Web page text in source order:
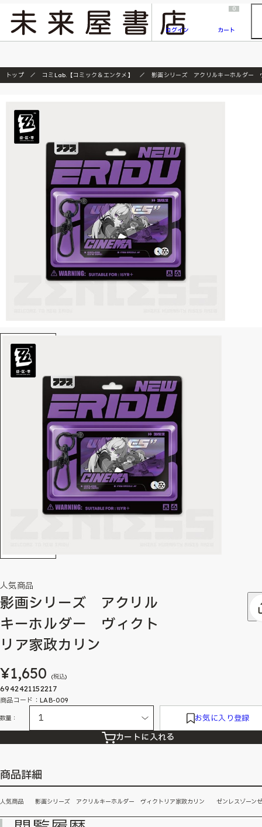
『ONE PIECE magazine 021 ONE PIECEカード付き同梱版』発売延期のご案内
ログイン
0
カート
トップ コミLab.【コミック＆エンタメ】 影画シリーズ アクリルキーホルダー
人気商品
影画シリーズ アクリル
キーホルダー ヴィクト
リア家政カリン
¥1,650 (税込)
6942421152217
商品コード：LAB-009
数量： お気に入り登録
カートに入れる
商品詳細
人気商品 影画シリーズ アクリルキーホルダー ヴィクトリア家政カリン ゼンレスゾーン